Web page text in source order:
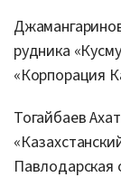
рудника
«Корпорация
Тогайбаев
Павлодарская